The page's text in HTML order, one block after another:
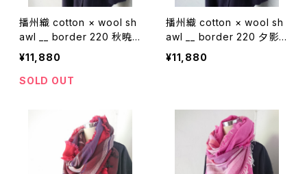
播州織 cotton × wool sh
awl __ border 220 秋暁
W
¥11,880
SOLD OUT
播州織 cotton × wool sh
awl __ border 220 夕影
W
¥11,880